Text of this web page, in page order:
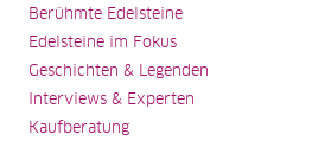
Berühmte Edelsteine
Edelsteine im Fokus
Geschichten & Legenden
Interviews & Experten
Kaufberatung